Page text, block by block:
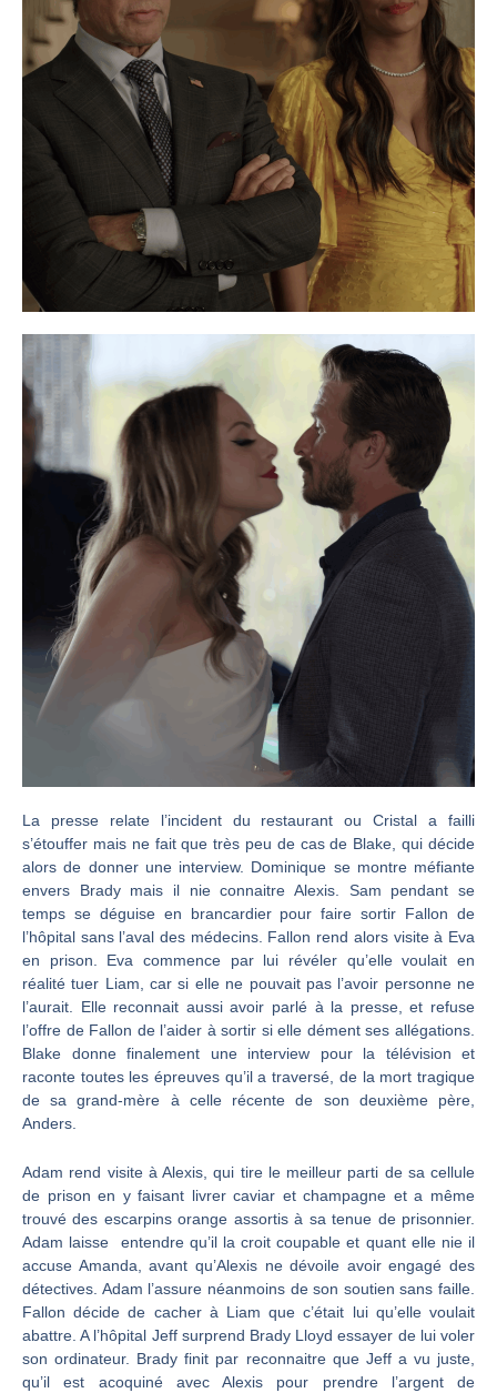
La presse relate l’incident du restaurant ou Cristal a failli
s’étouffer mais ne fait que très peu de cas de Blake, qui décide
alors de donner une interview. Dominique se montre méfiante
envers Brady mais il nie connaitre Alexis. Sam pendant se
temps se déguise en brancardier pour faire sortir Fallon de
l’hôpital sans l’aval des médecins. Fallon rend alors visite à Eva
en prison. Eva commence par lui révéler qu’elle voulait en
réalité tuer Liam, car si elle ne pouvait pas l’avoir personne ne
l’aurait. Elle reconnait aussi avoir parlé à la presse, et refuse
l’offre de Fallon de l’aider à sortir si elle dément ses allégations.
Blake donne finalement une interview pour la télévision et
raconte toutes les épreuves qu’il a traversé, de la mort tragique
de sa grand-mère à celle récente de son deuxième père,
Anders.
Adam rend visite à Alexis, qui tire le meilleur parti de sa cellule
de prison en y faisant livrer caviar et champagne et a même
trouvé des escarpins orange assortis à sa tenue de prisonnier.
Adam laisse entendre qu’il la croit coupable et quant elle nie il
accuse Amanda, avant qu’Alexis ne dévoile avoir engagé des
détectives. Adam l’assure néanmoins de son soutien sans faille.
Fallon décide de cacher à Liam que c’était lui qu’elle voulait
abattre. A l’hôpital Jeff surprend Brady Lloyd essayer de lui voler
son ordinateur. Brady finit par reconnaitre que Jeff a vu juste,
qu’il est acoquiné avec Alexis pour prendre l’argent de